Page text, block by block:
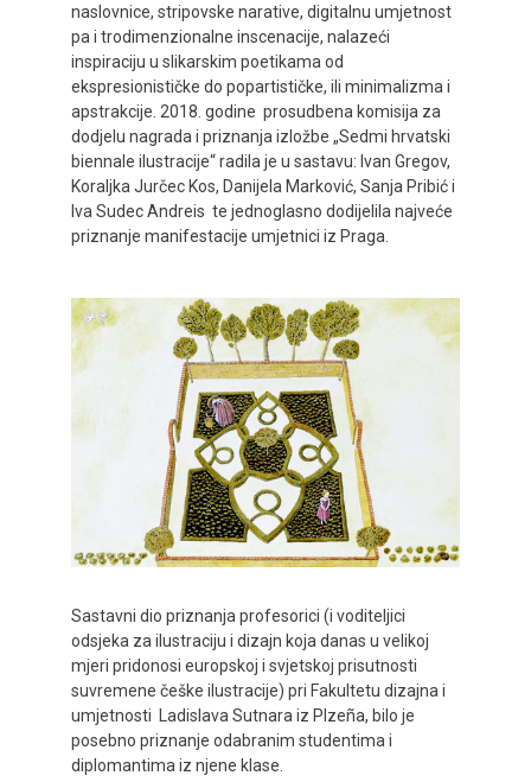
naslovnice, stripovske narative, digitalnu umjetnost
pa i trodimenzionalne inscenacije, nalazeći
inspiraciju u slikarskim poetikama od
ekspresionističke do popartističke, ili minimalizma i
apstrakcije. 2018. godine prosudbena komisija za
dodjelu nagrada i priznanja izložbe „Sedmi hrvatski
biennale ilustracije“ radila je u sastavu: Ivan Gregov,
Koraljka Jurčec Kos, Danijela Marković, Sanja Pribić i
Iva Sudec Andreis te jednoglasno dodijelila najveće
priznanje manifestacije umjetnici iz Praga.
Sastavni dio priznanja profesorici (i voditeljici
odsjeka za ilustraciju i dizajn koja danas u velikoj
mjeri pridonosi europskoj i svjetskoj prisutnosti
suvremene češke ilustracije) pri Fakultetu dizajna i
umjetnosti Ladislava Sutnara iz Plzeña, bilo je
posebno priznanje odabranim studentima i
diplomantima iz njene klase.